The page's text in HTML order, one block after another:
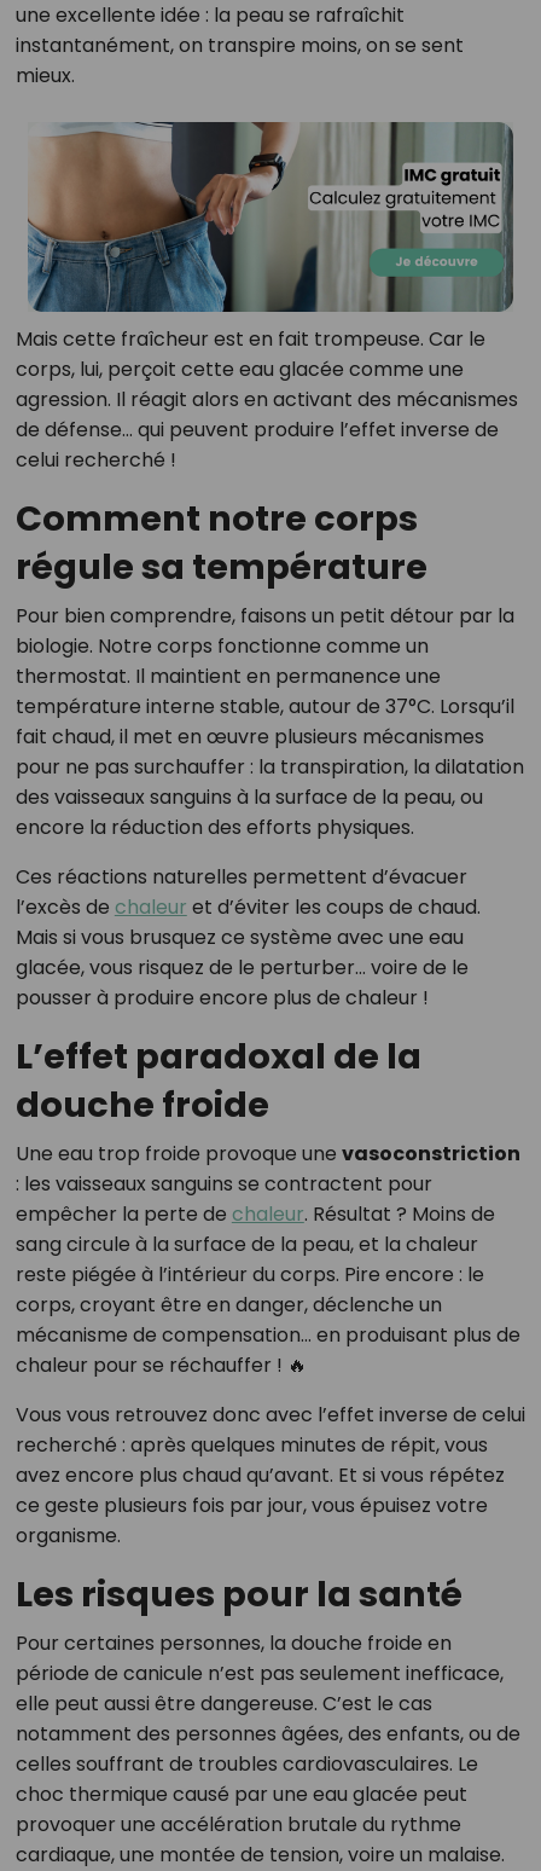
une excellente idée : la peau se rafraîchit
instantanément, on transpire moins, on se sent
mieux.
Mais cette fraîcheur est en fait trompeuse. Car le
corps, lui, perçoit cette eau glacée comme une
agression. Il réagit alors en activant des mécanismes
de défense… qui peuvent produire l’effet inverse de
celui recherché !
Comment notre corps
régule sa température
Pour bien comprendre, faisons un petit détour par la
biologie. Notre corps fonctionne comme un
thermostat. Il maintient en permanence une
température interne stable, autour de 37°C. Lorsqu’il
fait chaud, il met en œuvre plusieurs mécanismes
pour ne pas surchauffer : la transpiration, la dilatation
des vaisseaux sanguins à la surface de la peau, ou
encore la réduction des efforts physiques.
Ces réactions naturelles permettent d’évacuer
l’excès de chaleur et d’éviter les coups de chaud.
Mais si vous brusquez ce système avec une eau
glacée, vous risquez de le perturber… voire de le
pousser à produire encore plus de chaleur !
L’effet paradoxal de la
douche froide
Une eau trop froide provoque une vasoconstriction
: les vaisseaux sanguins se contractent pour
empêcher la perte de chaleur. Résultat ? Moins de
sang circule à la surface de la peau, et la chaleur
reste piégée à l’intérieur du corps. Pire encore : le
corps, croyant être en danger, déclenche un
mécanisme de compensation… en produisant plus de
chaleur pour se réchauffer ! 🔥
Vous vous retrouvez donc avec l’effet inverse de celui
recherché : après quelques minutes de répit, vous
avez encore plus chaud qu’avant. Et si vous répétez
ce geste plusieurs fois par jour, vous épuisez votre
organisme.
Les risques pour la santé
Pour certaines personnes, la douche froide en
période de canicule n’est pas seulement inefficace,
elle peut aussi être dangereuse. C’est le cas
notamment des personnes âgées, des enfants, ou de
celles souffrant de troubles cardiovasculaires. Le
choc thermique causé par une eau glacée peut
provoquer une accélération brutale du rythme
cardiaque, une montée de tension, voire un malaise.